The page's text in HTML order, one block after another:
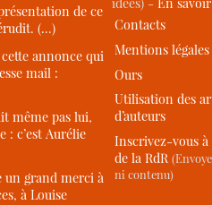
de ce
(…)
annonce qui
mail :
même pas lui,
: c’est Aurélie
un grand merci à
à Louise
Contacts
Mentions légales
Ours
Utilisation des
d’auteurs
Inscrivez-vous
de la RdR
ni contenu)